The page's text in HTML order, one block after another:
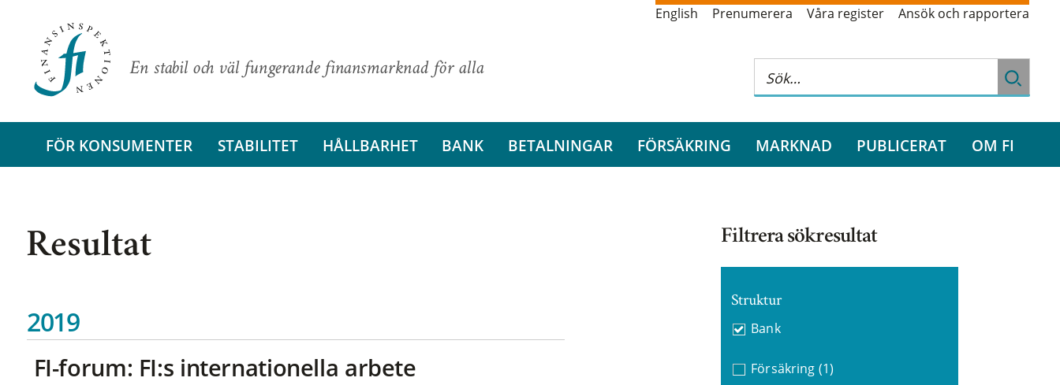
En stabil och väl fungerande finansmarknad för alla
English Prenumerera Våra register Ansök och rapportera
FÖR KONSUMENTER STABILITET HÅLLBARHET BANK BETALNINGAR FÖRSÄKRING MARKNAD PUBLICERAT OM FI
Resultat
2019
FI-forum: FI:s internationella arbete
Filtrera sökresultat
Struktur
Bank
Försäkring (1)